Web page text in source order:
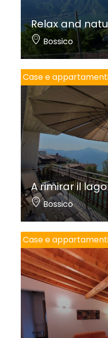
Relax and
Bossico
Case e
A rimirar il lago
Bossico
Case e